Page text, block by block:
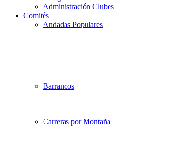
Administración Clubes
Comités
Andadas Populares
Barrancos
Carreras por Montaña